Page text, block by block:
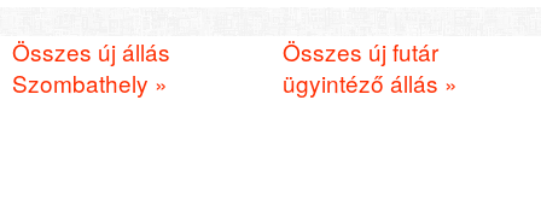
Összes új állás
Szombathely »
Összes új futár
ügyintéző állás »